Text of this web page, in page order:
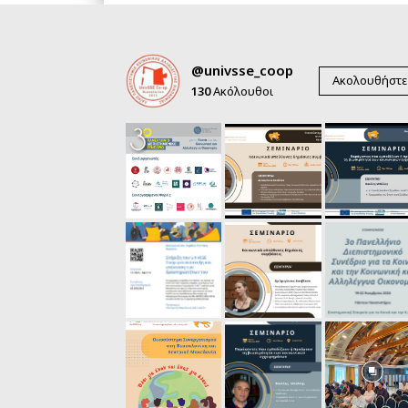
@univsse_coop
130Ακόλουθοι
Ακολουθήστε